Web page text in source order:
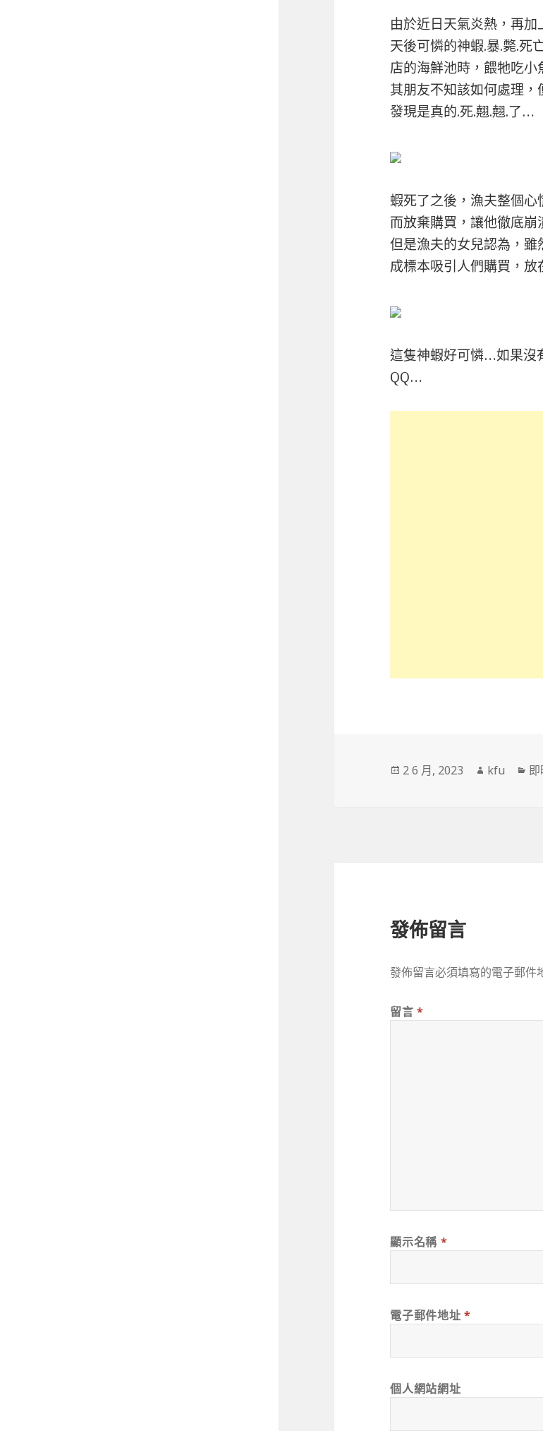
由於近日天氣炎熱，再
天後可憐的神蝦.暴.斃.死
店的海鮮池時，餵牠吃
其朋友不知該如何處理
發現是真的.死.翹.翹.了…
蝦死了之後，漁夫整個
而放棄購買，讓他徹底崩
但是漁夫的女兒認為，
成標本吸引人們購買，放
這隻神蝦好可憐…如果沒
QQ…
發
2 6 月, 2023
作
kfu
分
發佈留言
發佈留言必須填寫的電子郵件
留言*
顯示名稱 *
電子郵件地址 *
個人網站網址